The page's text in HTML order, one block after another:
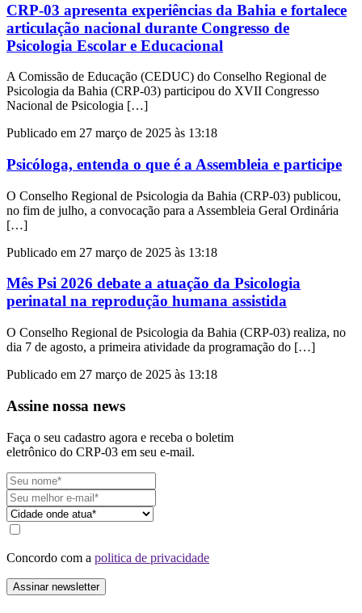
CRP-03 apresenta experiências da Bahia e fortalece
articulação nacional durante Congresso de
Psicologia Escolar e Educacional
A Comissão de Educação (CEDUC) do Conselho Regional de
Psicologia da Bahia (CRP-03) participou do XVII Congresso
Nacional de Psicologia […]
Publicado em 27 março de 2025 às 13:18
Psicóloga, entenda o que é a Assembleia e participe
O Conselho Regional de Psicologia da Bahia (CRP-03) publicou,
no fim de julho, a convocação para a Assembleia Geral Ordinária
[…]
Publicado em 27 março de 2025 às 13:18
Mês Psi 2026 debate a atuação da Psicologia
perinatal na reprodução humana assistida
O Conselho Regional de Psicologia da Bahia (CRP-03) realiza, no
dia 7 de agosto, a primeira atividade da programação do […]
Publicado em 27 março de 2025 às 13:18
Assine nossa news
Faça o seu cadastro agora e receba o boletim
eletrônico do CRP-03 em seu e-mail.
Concordo com a politica de privacidade